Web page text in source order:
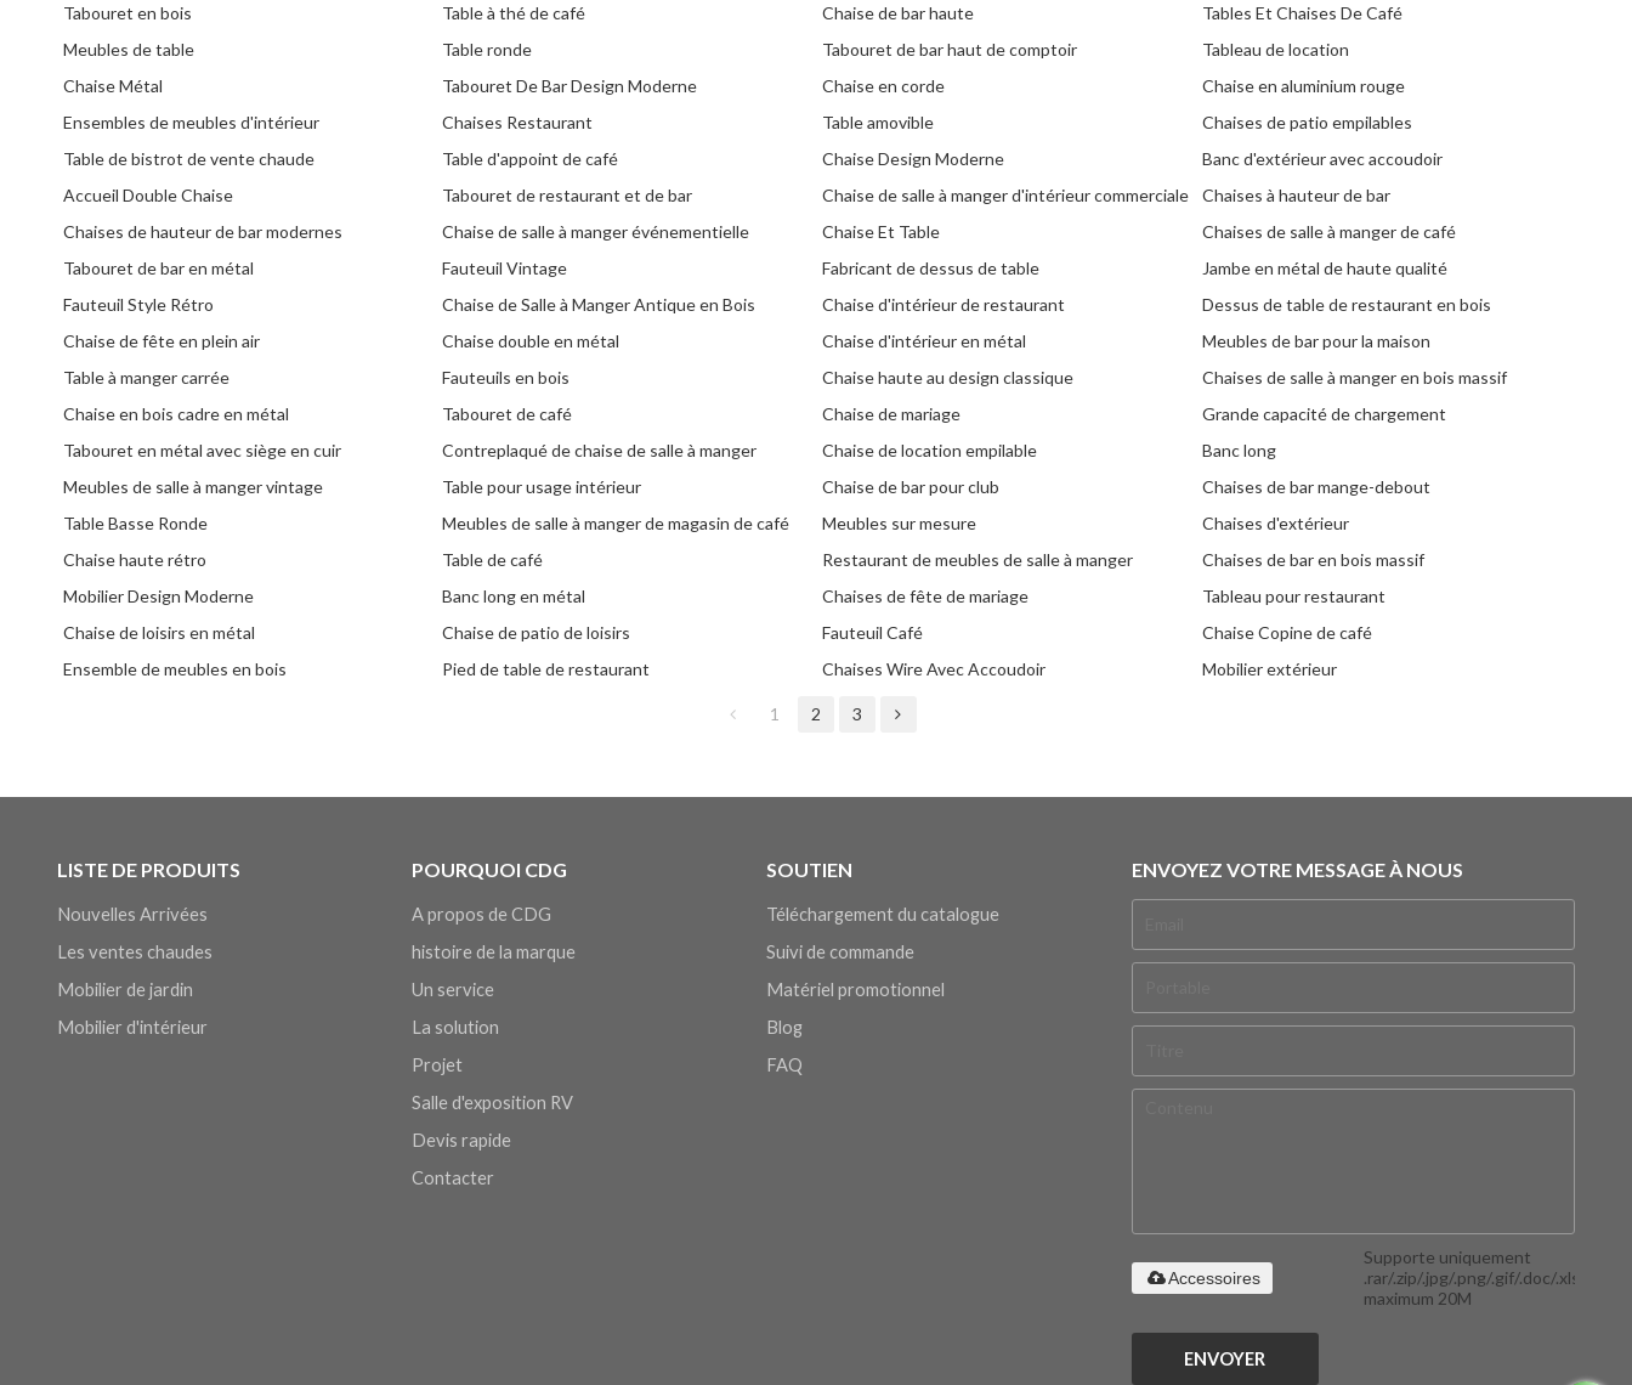
Tabouret en bois
Table à thé de café Chaise de bar haute
Tables Et Chaises De Café
Meubles de table
Table ronde Tabouret de bar haut de comptoir
Tableau de location
Chaise Métal
Tabouret De Bar Design Moderne Chaise en corde
Chaise en aluminium rouge
Ensembles de meubles d'intérieur
Chaises Restaurant Table amovible
Chaises de patio empilables
Table de bistrot de vente chaude
Table d'appoint de café Chaise Design Moderne
Banc d'extérieur avec accoudoir
Accueil Double Chaise
Tabouret de restaurant et de bar Chaise de salle à manger d'intérieur commerciale
Chaises à hauteur de bar
Chaises de hauteur de bar modernes
Chaise de salle à manger événementielle Chaise Et Table
Chaises de salle à manger de café
Tabouret de bar en métal
Fauteuil Vintage Fabricant de dessus de table
Jambe en métal de haute qualité
Fauteuil Style Rétro
Chaise de Salle à Manger Antique en Bois Chaise d'intérieur de restaurant
Dessus de table de restaurant en bois
Chaise de fête en plein air
Chaise double en métal Chaise d'intérieur en métal
Meubles de bar pour la maison
Table à manger carrée
Fauteuils en bois Chaise haute au design classique
Chaises de salle à manger en bois massif
Chaise en bois cadre en métal
Tabouret de café Chaise de mariage
Grande capacité de chargement
Tabouret en métal avec siège en cuir
Contreplaqué de chaise de salle à manger Chaise de location empilable
Banc long
Meubles de salle à manger vintage
Table pour usage intérieur Chaise de bar pour club
Chaises de bar mange-debout
Table Basse Ronde
Meubles de salle à manger de magasin de café Meubles sur mesure
Chaises d'extérieur
Chaise haute rétro
Table de café Restaurant de meubles de salle à manger
Chaises de bar en bois massif
Mobilier Design Moderne
Banc long en métal Chaises de fête de mariage
Tableau pour restaurant
Chaise de loisirs en métal
Chaise de patio de loisirs Fauteuil Café
Chaise Copine de café
Ensemble de meubles en bois
Pied de table de restaurant Chaises Wire Avec Accoudoir Mobilier extérieur
1 2 3
LISTE DE PRODUITS
Nouvelles Arrivées
Les ventes chaudes
Mobilier de jardin
Mobilier d'intérieur
POURQUOI CDG
A propos de CDG
histoire de la marque
Un service
La solution
Projet
Salle d'exposition RV
Devis rapide
Contacter
SOUTIEN
Téléchargement du catalogue
Suivi de commande
Matériel promotionnel
Blog
FAQ
ENVOYEZ VOTRE MESSAGE À NOUS
Supporte uniquement
.rar/.zip/.jpg/.png/.gif/.doc/.xls/.pdf,
maximum 20M
Accessoires
ENVOYER